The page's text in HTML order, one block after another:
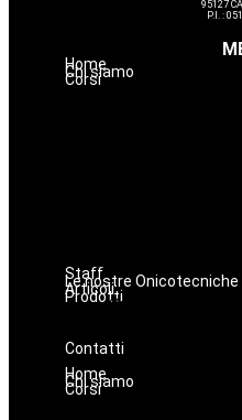
95127
P.I. :
Home
Chi siamo
Corsi
Staff
Le nostre Onicotecniche
Articoli
ProdottiOniconails
Prodotti per
Contatti
Home
Chi siamo
Corsi